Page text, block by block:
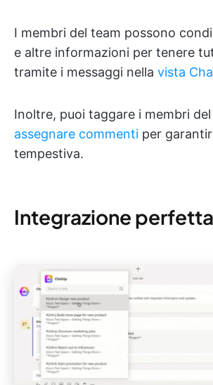
I membri del team possono
e altre informazioni per tenere
tramite i messaggi nella vista
Inoltre, puoi taggare i membri
assegnare commenti per
tempestiva.
Integrazione perfetta